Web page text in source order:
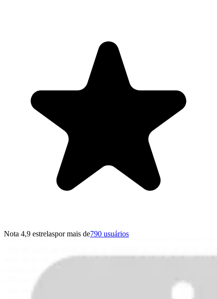
Nota 4,9 estrelaspor mais de790 usuários